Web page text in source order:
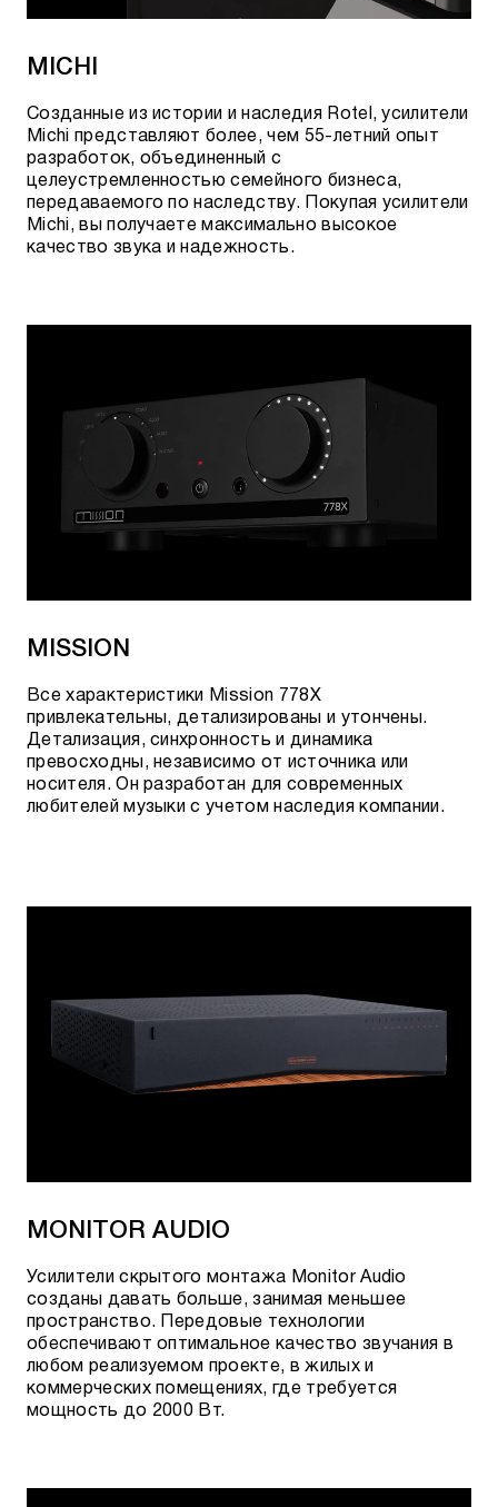
MICHI
Созданные из истории и наследия Rotel, усилители
Michi представляют более, чем 55-летний опыт
разработок, объединенный с
целеустремленностью семейного бизнеса,
передаваемого по наследству. Покупая усилители
Michi, вы получаете максимально высокое
качество звука и надежность.
MISSION
Все характеристики Mission 778X
привлекательны, детализированы и утончены.
Детализация, синхронность и динамика
превосходны, независимо от источника или
носителя. Он разработан для современных
любителей музыки с учетом наследия компании.
MONITOR AUDIO
Усилители скрытого монтажа Monitor Audio
созданы давать больше, занимая меньшее
пространство. Передовые технологии
обеспечивают оптимальное качество звучания в
любом реализуемом проекте, в жилых и
коммерческих помещениях, где требуется
мощность до 2000 Вт.